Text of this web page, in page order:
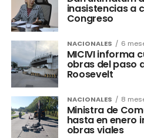
inasistencias a
Congreso
NACIONALES 6
MICIVI informa
obras del paso
Roosevelt
NACIONALES 8
Ministra de
hasta en enero
obras viales